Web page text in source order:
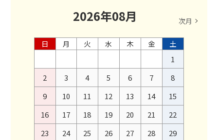
2026年08月 次月
日 月 火 水 木 金
土
1
2
3 4 5 6 7
8
9
10 11 12 13 14
15
16
17 18 19 20 21
22
23
24 25 26 27 28
29